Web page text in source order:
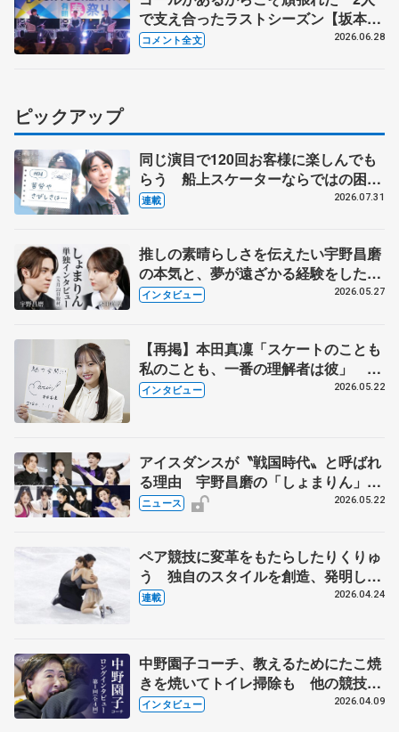
で支え合ったラストシーズン【坂本花
織・樋口新葉GETSPORTSトークショ
コメント全文 2026.06.28
ピックアップ
同じ演目で120回お客様に楽しんでも
らう 船上スケーターならではの困難
とは 影響あったPIW前キャプテン松
連載 2026.07.31
推しの素晴らしさを伝えたい宇野昌磨
の本気と、夢が遠ざかる経験をした本
田真凜の覚悟
インタビュー 2026.05.27
【再掲】本田真凜「スケートのことも
私のことも、一番の理解者は彼」 引
退時の単独インタビューで語った競技
インタビュー 2026.05.22
アイスダンスが〝戦国時代〟と呼ばれ
る理由 宇野昌磨の「しょまりん」ら
実力者が相次いで参戦 国内の競争激
ニュース 2026.05.22
ペア競技に変革をもたらしたりくりゅ
う 独自のスタイルを創造、発明した
【引退発表後②】
連載 2026.04.24
中野園子コーチ、教えるためにたこ焼
きを焼いてトイレ掃除も 他の競技に
も通用するという坂本花織の筋肉
インタビュー 2026.04.09